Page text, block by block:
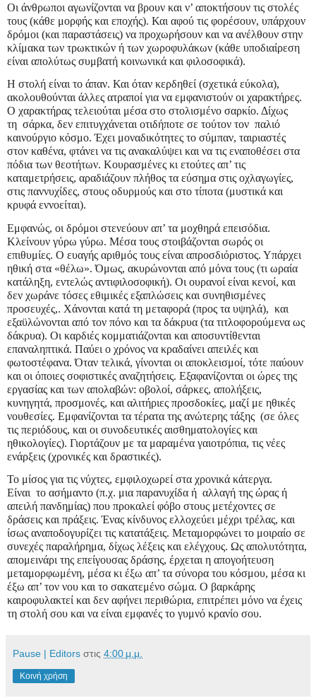
Οι άνθρωποι αγωνίζονται να βρουν και ν’ αποκτήσουν τις στολές
τους (κάθε μορφής και εποχής). Και αφού τις φορέσουν, υπάρχουν
δρόμοι (και παραστάσεις) να προχωρήσουν και να ανέλθουν στην
κλίμακα των τρωκτικών ή των χωροφυλάκων (κάθε υποδιαίρεση
είναι απολύτως συμβατή κοινωνικά και φιλοσοφικά).
Η στολή είναι το άπαν. Και όταν κερδηθεί (σχετικά εύκολα),
ακολουθούνται άλλες ατραποί για να εμφανιστούν οι χαρακτήρες.
Ο χαρακτήρας τελειούται μέσα στο στολισμένο σαρκίο. Δίχως
τη σάρκα, δεν επιτυγχάνεται οτιδήποτε σε τούτον τον παλιό
καινούργιο κόσμο. Έχει μοναδικότητες το σύμπαν, ταιριαστές
στον καθένα, φτάνει να τις ανακαλύψει και να τις εναποθέσει στα
πόδια των θεοτήτων. Κουρασμένες κι ετούτες απ’ τις
καταμετρήσεις, αραδιάζουν πλήθος τα εύσημα στις οχλαγωγίες,
στις παννυχίδες, στους οδυρμούς και στο τίποτα (μυστικά και
κρυφά εννοείται).
Εμφανώς, οι δρόμοι στενεύουν απ’ τα μοχθηρά επεισόδια.
Κλείνουν γύρω γύρω. Μέσα τους στοιβάζονται σωρός οι
επιθυμίες. Ο ευαγής αριθμός τους είναι απροσδιόριστος. Υπάρχει
ηθική στα «θέλω». Όμως, ακυρώνονται από μόνα τους (τι ωραία
κατάληξη, εντελώς αντιφιλοσοφική). Οι ουρανοί είναι κενοί, και
δεν χωράνε τόσες εθιμικές εξαπλώσεις και συνηθισμένες
προσευχές,. Χάνονται κατά τη μεταφορά (προς τα υψηλά), και
εξαϋλώνονται από τον πόνο και τα δάκρυα (τα τιτλοφορούμενα ως
δάκρυα). Οι καρδιές κομματιάζονται και αποσυντίθενται
επαναληπτικά. Παύει ο χρόνος να κραδαίνει απειλές και
φωτοστέφανα. Όταν τελικά, γίνονται οι αποκλεισμοί, τότε παύουν
και οι όποιες σοφιστικές αναζητήσεις. Εξαφανίζονται οι ώρες της
εργασίας και των απολαβών: οβολοί, σάρκες, απολήξεις,
κυνηγητά, προσμονές, και αλιτήριες προσδοκίες, μαζί με ηθικές
νουθεσίες. Εμφανίζονται τα τέρατα της ανώτερης τάξης (σε όλες
τις περιόδους, και οι συνοδευτικές αισθηματολογίες και
ηθικολογίες). Γιορτάζουν με τα μαραμένα γαιοτρόπια, τις νέες
ενάρξεις (χρονικές και δραστικές).
Το μίσος για τις νύχτες, εμφιλοχωρεί στα χρονικά κάτεργα.
Είναι το ασήμαντο (π.χ. μια παρανυχίδα ή αλλαγή της ώρας ή
απειλή πανδημίας) που προκαλεί φόβο στους μετέχοντες σε
δράσεις και πράξεις. Ένας κίνδυνος ελλοχεύει μέχρι τρέλας, και
ίσως αναποδογυρίζει τις κατατάξεις. Μεταμορφώνει το μοιραίο σε
συνεχές παραλήρημα, δίχως λέξεις και ελέγχους. Ως απολυτότητα,
απομεινάρι της επείγουσας δράσης, έρχεται η απογοήτευση
μεταμορφωμένη, μέσα κι έξω απ’ τα σύνορα του κόσμου, μέσα κι
έξω απ’ τον νου και το σακατεμένο σώμα. Ο βαρκάρης
καιροφυλακτεί και δεν αφήνει περιθώρια, επιτρέπει μόνο να έχεις
τη στολή σου και να είναι εμφανές το γυμνό κρανίο σου.
Pause | Editors στις 4:00 μ.μ.
Κοινή χρήση